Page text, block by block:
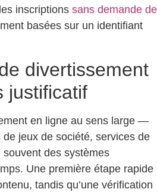
inscriptions sans demande de
basées sur un identifiant
divertissement
justificatif
en ligne au sens large —
jeux de société, services de
des systèmes
Une première étape rapide
tandis qu’une vérification